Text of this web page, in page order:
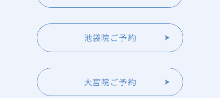
池袋院ご予約
大宮院ご予約